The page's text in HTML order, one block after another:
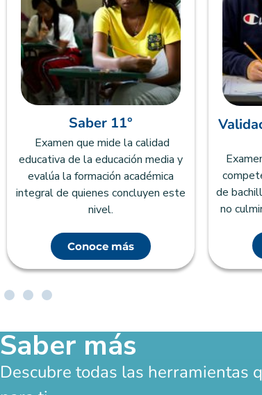
Saber 11°
Examen que mide la calidad
educativa de la educación media y
evalúa la formación académica
integral de quienes concluyen este
nivel.
Conoce más
de
no
Saber más
Descubre todas las herramientas